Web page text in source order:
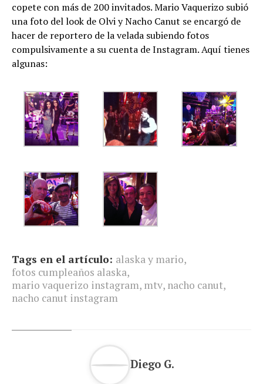
copete con más de 200 invitados. Mario Vaquerizo subió
una foto del look de Olvi y Nacho Canut se encargó de
hacer de reportero de la velada subiendo fotos
compulsivamente a su cuenta de Instagram. Aquí tienes
algunas:
Tags en el artículo: alaska y mario,
fotos cumpleaños alaska,
mario vaquerizo instagram, mtv, nacho canut,
nacho canut instagram
Diego G.